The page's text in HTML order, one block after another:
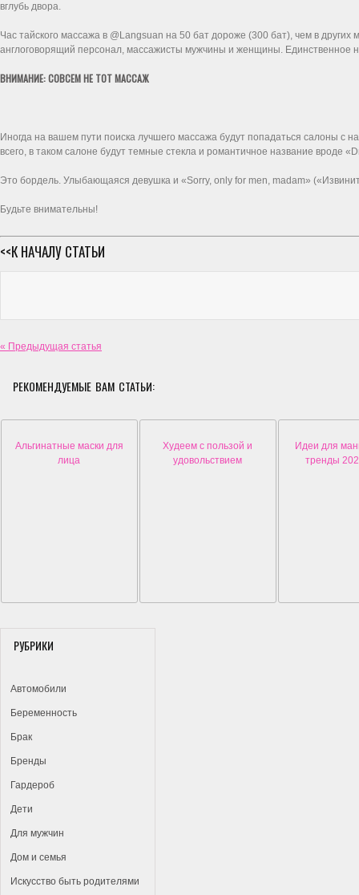
вглубь двора.
Час тайского массажа в @Langsuan на 50 бат дороже (300 бат), чем в
англоговорящий персонал, массажисты мужчины и женщины. Единственное
ВНИМАНИЕ: СОВСЕМ НЕ ТОТ МАССАЖ
Иногда на вашем пути поиска лучшего массажа будут попадаться салоны с
всего, в таком салоне будут темные стекла и романтичное название вроде
Это бордель. Улыбающаяся девушка и «Sorry, only for men, madam»
Будьте внимательны!
<<К НАЧАЛУ СТАТЬИ
« Предыдущая статья
РЕКОМЕНДУЕМЫЕ ВАМ СТАТЬИ:
Альгинатные маски для
лица
Худеем с пользой и
удовольствием
Идеи для
тренды
РУБРИКИ
Автомобили
Беременность
Брак
Бренды
Гардероб
Дети
Для мужчин
Дом и семья
Искусство быть родителями